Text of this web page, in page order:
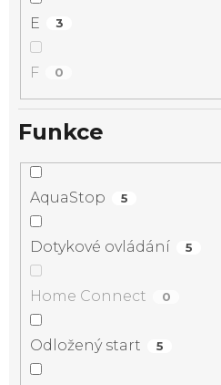
E 3
F 0
Funkce
AquaStop 5
Dotykové ovládání 5
Home Connect 0
Odložený start 5